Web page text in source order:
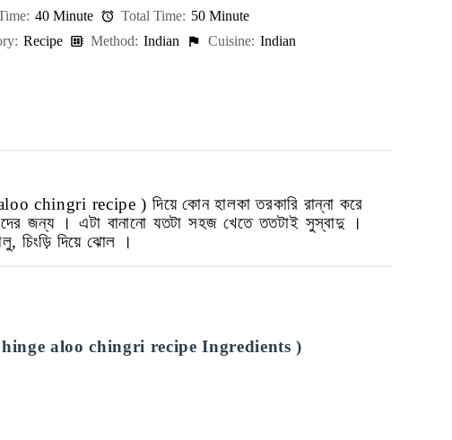
40 Minute Total Time: 50 Minute
Recipe Method: Indian Cuisine: Indian
chingri recipe )দিয়ে কোন হালকা তরকারি রান্না করে
জন্য । এটা বানানো যতটা সহজ খেতে ততটাই সুস্বাদু ।
, চিংড়ি দিয়ে ঝোল ।
aloo chingri recipeIngredients)